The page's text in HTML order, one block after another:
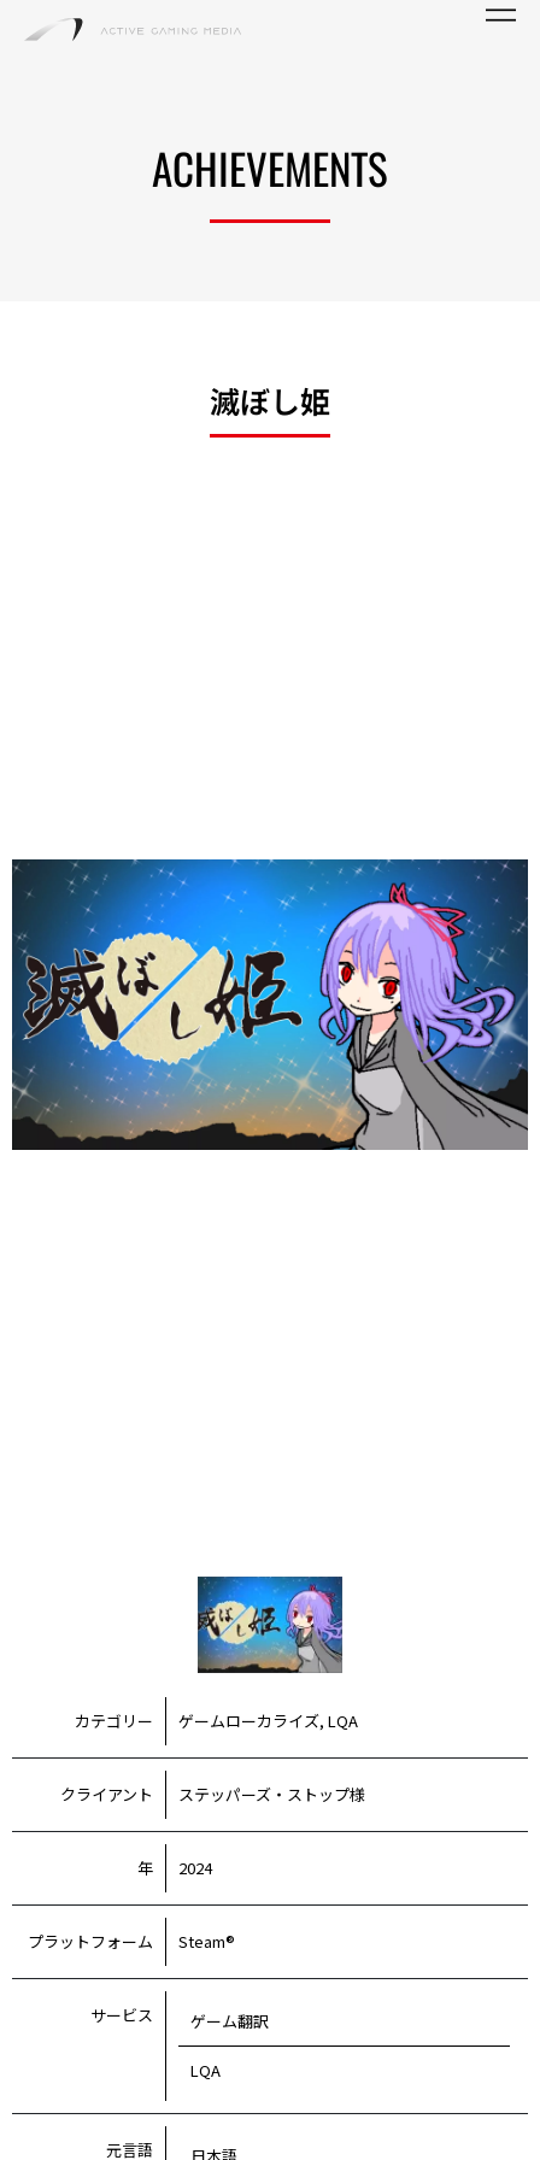
ACHIEVEMENTS
滅ぼし姫
カテゴリー ゲームローカライズ, LQA
クライアント ステッパーズ・ストップ様
年 2024
プラットフォーム Steam®
サービス ゲーム翻訳
LQA
元言語